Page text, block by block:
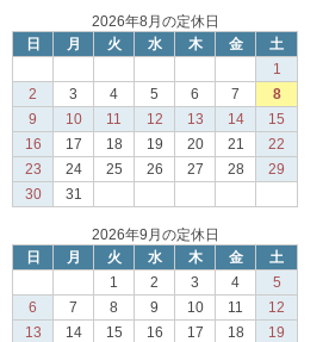
2026年8月の定休日
日
月 火 水 木 金
土
1
2
3 4 5 6 7
8
9
10 11 12 13 14
15
16
17 18 19 20 21
22
23
24 25 26 27 28
29
30
31
2026年9月の定休日
日
月 火 水 木 金
土
1
2 3 4
5
6
7 8 9 10 11
12
13
14 15 16 17 18
19